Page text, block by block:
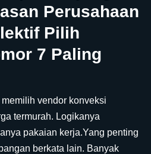
Perusahaan
Pilih
7 Paling
vendor konveksi
termurah. Logikanya
pakaian kerja.Yang penting
berkata lain. Banyak